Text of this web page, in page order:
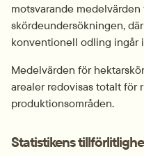
motsvarande
skördeundersökningen,
konventionell odling ingår
Medelvärden för
arealer redovisas totalt för
produktionsområden.
Statistikens